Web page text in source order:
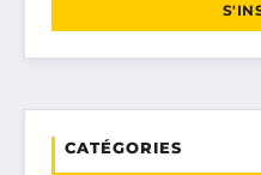
CATÉGORIES